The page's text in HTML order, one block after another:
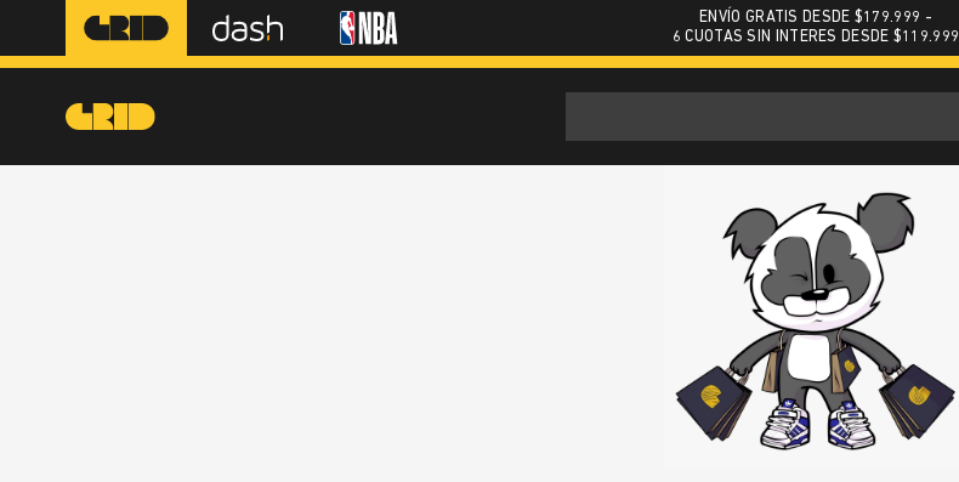
ENVÍO GRATIS DESDE $179.999 -
6 CUOTAS SIN INTERES DESDE $119.999